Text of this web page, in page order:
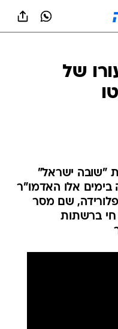
של
"שובה ישראל"
בימים אלו האדמו"ר
שם מסר
חי ברשתות